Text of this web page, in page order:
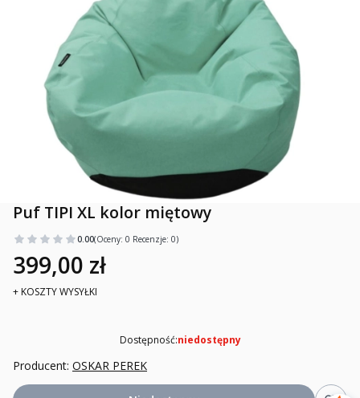
Puf TIPI XL kolor miętowy
0.00(Oceny: 0 Recenzje: 0)
399,00 zł
+ KOSZTY WYSYŁKI
Dostępność:niedostępny
Producent: OSKAR PEREK